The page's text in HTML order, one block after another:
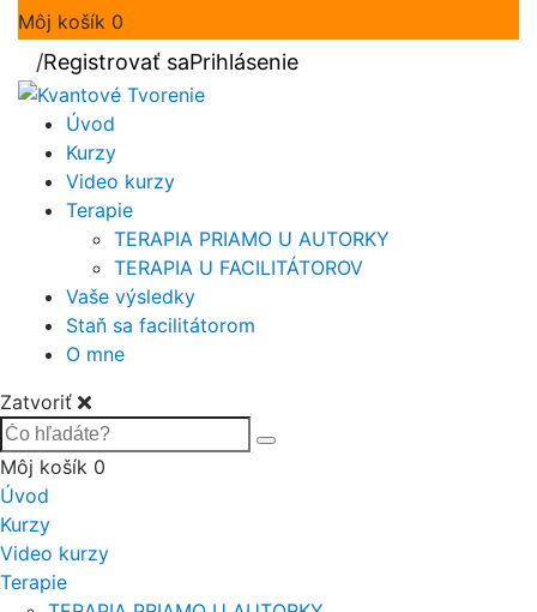
Môj košík 0
/Registrovať saPrihlásenie
Úvod
Kurzy
Video kurzy
Terapie
TERAPIA PRIAMO U AUTORKY
TERAPIA U FACILITÁTOROV
Vaše výsledky
Staň sa facilitátorom
O mne
Zatvoriť
Môj košík 0
Úvod
Kurzy
Video kurzy
Terapie